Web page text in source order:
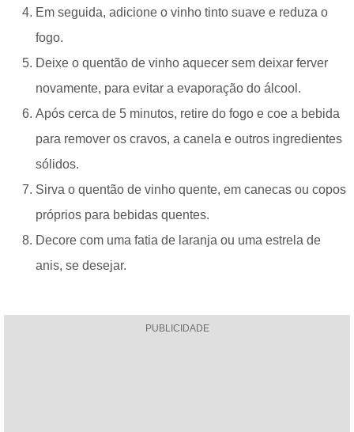
Em seguida, adicione o vinho tinto suave e reduza o
fogo.
Deixe o quentão de vinho aquecer sem deixar ferver
novamente, para evitar a evaporação do álcool.
Após cerca de 5 minutos, retire do fogo e coe a bebida
para remover os cravos, a canela e outros ingredientes
sólidos.
Sirva o quentão de vinho quente, em canecas ou copos
próprios para bebidas quentes.
Decore com uma fatia de laranja ou uma estrela de
anis, se desejar.
PUBLICIDADE